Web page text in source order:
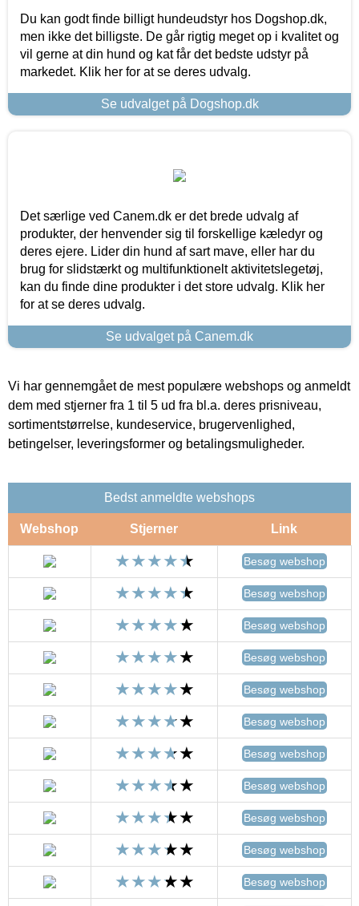
Du kan godt finde billigt hundeudstyr hos Dogshop.dk,
men ikke det billigste. De går rigtig meget op i kvalitet og
vil gerne at din hund og kat får det bedste udstyr på
markedet. Klik her for at se deres udvalg.
Se udvalget på Dogshop.dk
Det særlige ved Canem.dk er det brede udvalg af
produkter, der henvender sig til forskellige kæledyr og
deres ejere. Lider din hund af sart mave, eller har du
brug for slidstærkt og multifunktionelt aktivitetslegetøj,
kan du finde dine produkter i det store udvalg. Klik her
for at se deres udvalg.
Se udvalget på Canem.dk
Vi har gennemgået de mest populære webshops og anmeldt
dem med stjerner fra 1 til 5 ud fra bl.a. deres prisniveau,
sortimentstørrelse, kundeservice, brugervenlighed,
betingelser, leveringsformer og betalingsmuligheder.
Bedst anmeldte webshops
Webshop Stjerner Link
Besøg webshop
Besøg webshop
Besøg webshop
Besøg webshop
Besøg webshop
Besøg webshop
Besøg webshop
Besøg webshop
Besøg webshop
Besøg webshop
Besøg webshop